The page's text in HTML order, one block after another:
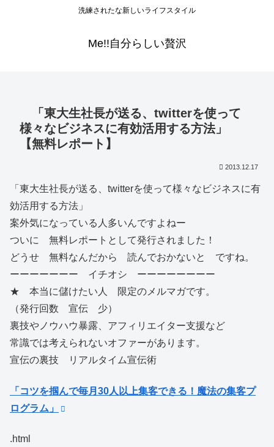
洗練されたな新しいライフスタイル
Me!!自分らしい贅沢
「東大生社長が送る、twitterを使って
様々なビジネスに有効活用する方法」
【無料レポート】
2013.12.17
「東大生社長が送る、twitterを使って様々なビジネスに有
効活用する方法」
案外気になっている人多いんですよねー
ついに 無料レポートとして発行されました！
どうせ 無料なんだから 読んでおかないと ですね。
ーーーーーーー イチオシ ーーーーーーーー
★ 本当に儲けたい人 限定のメルマガです。
（発行回数 宣伝 少）
裏技やノウハウ暴露、アフィリエイター支援など
常識では考えられないオファーがあります。
宣伝の裏技 リアルタイム宣伝術
「コツを掴んで毎月30人以上集客できる！魔法の集客プ
ログラム」
.html